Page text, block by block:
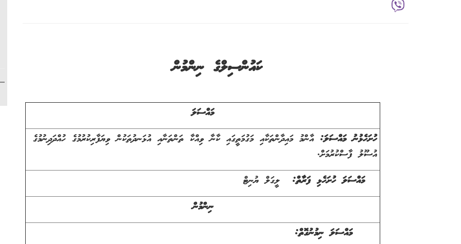
ކައުންސިލްގެ ނިންމުން
މައްސަލަ
ހުށަހެޅުނު މައްސަލަ: އާންމު މައިދާންތަކާއި މަގުމަތީގައި ކާނާ ވިއްކާ ތަންތަނާއި އުޅަނދުތަކުން ވިޔަފާރިކުރުމުގެ ހުއްދަދިނުމުގެ
އުސޫލު ފާސްކުރުމަށް.
މައްސަލަ ހުށަހެޅި ފަރާތް: ލީގަލް ޔުނިޓް
ނިންމުން
މައްސަލަ ނިމުނުގޮތް: